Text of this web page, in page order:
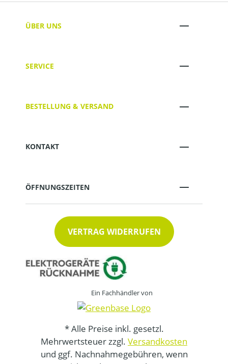
ÜBER UNS
SERVICE
BESTELLUNG & VERSAND
KONTAKT
ÖFFNUNGSZEITEN
VERTRAG WIDERRUFEN
Ein Fachhändler von
* Alle Preise inkl. gesetzl.
Mehrwertsteuer zzgl. Versandkosten
und ggf. Nachnahmegebühren, wenn